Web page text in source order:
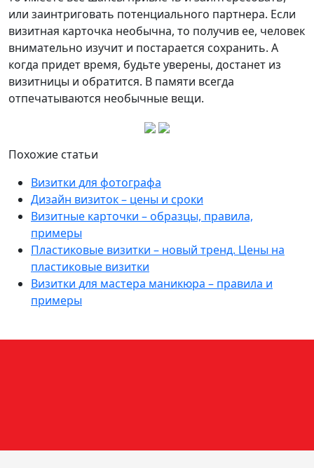
или заинтриговать потенциального партнера. Если
визитная карточка необычна, то получив ее, человек
внимательно изучит и постарается сохранить. А
когда придет время, будьте уверены, достанет из
визитницы и обратится. В памяти всегда
отпечатываются необычные вещи.
Похожие статьи
Визитки для фотографа
Дизайн визиток – цены и сроки
Визитные карточки – образцы, правила,
примеры
Пластиковые визитки – новый тренд. Цены на
пластиковые визитки
Визитки для мастера маникюра – правила и
примеры